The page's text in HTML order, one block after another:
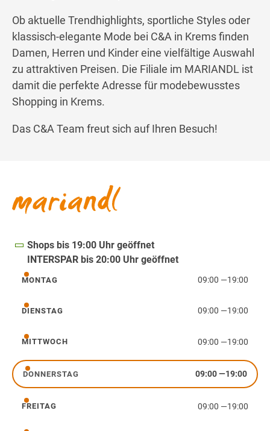
Ob aktuelle Trendhighlights, sportliche Styles oder
klassisch-elegante Mode bei C&A in Krems finden
Damen, Herren und Kinder eine vielfältige Auswahl
zu attraktiven Preisen. Die Filiale im MARIANDL ist
damit die perfekte Adresse für modebewusstes
Shopping in Krems.
Das C&A Team freut sich auf Ihren Besuch!
Shops bis 19:00 Uhr geöffnet
INTERSPAR bis 20:00 Uhr geöffnet
Montag
MONTAG 09:00 —19:00
Dienstag
DIENSTAG 09:00 —19:00
Mittwoch
MITTWOCH 09:00 —19:00
Donnerstag
DONNERSTAG 09:00—19:00
Freitag
FREITAG 09:00 —19:00